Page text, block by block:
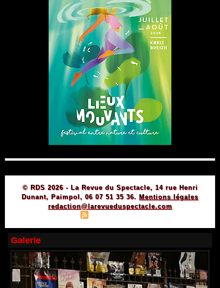
© RDS 2026 - La Revue du Spectacle, 14 rue Henri
Dunant, Paimpol, 06 07 51 35 36. Mentions légales
redaction@larevueduspectacle.com
Galerie